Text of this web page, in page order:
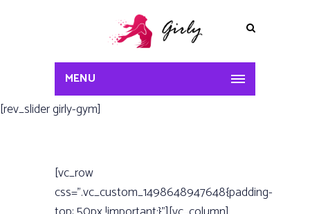
MENU
[rev_slider girly-gym]
[vc_row
css=”.vc_custom_1498648947648{padding-